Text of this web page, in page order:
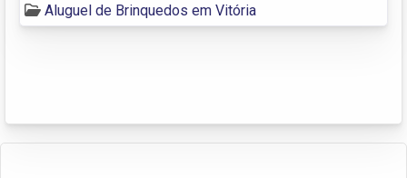
Aluguel de Brinquedos em Vitória